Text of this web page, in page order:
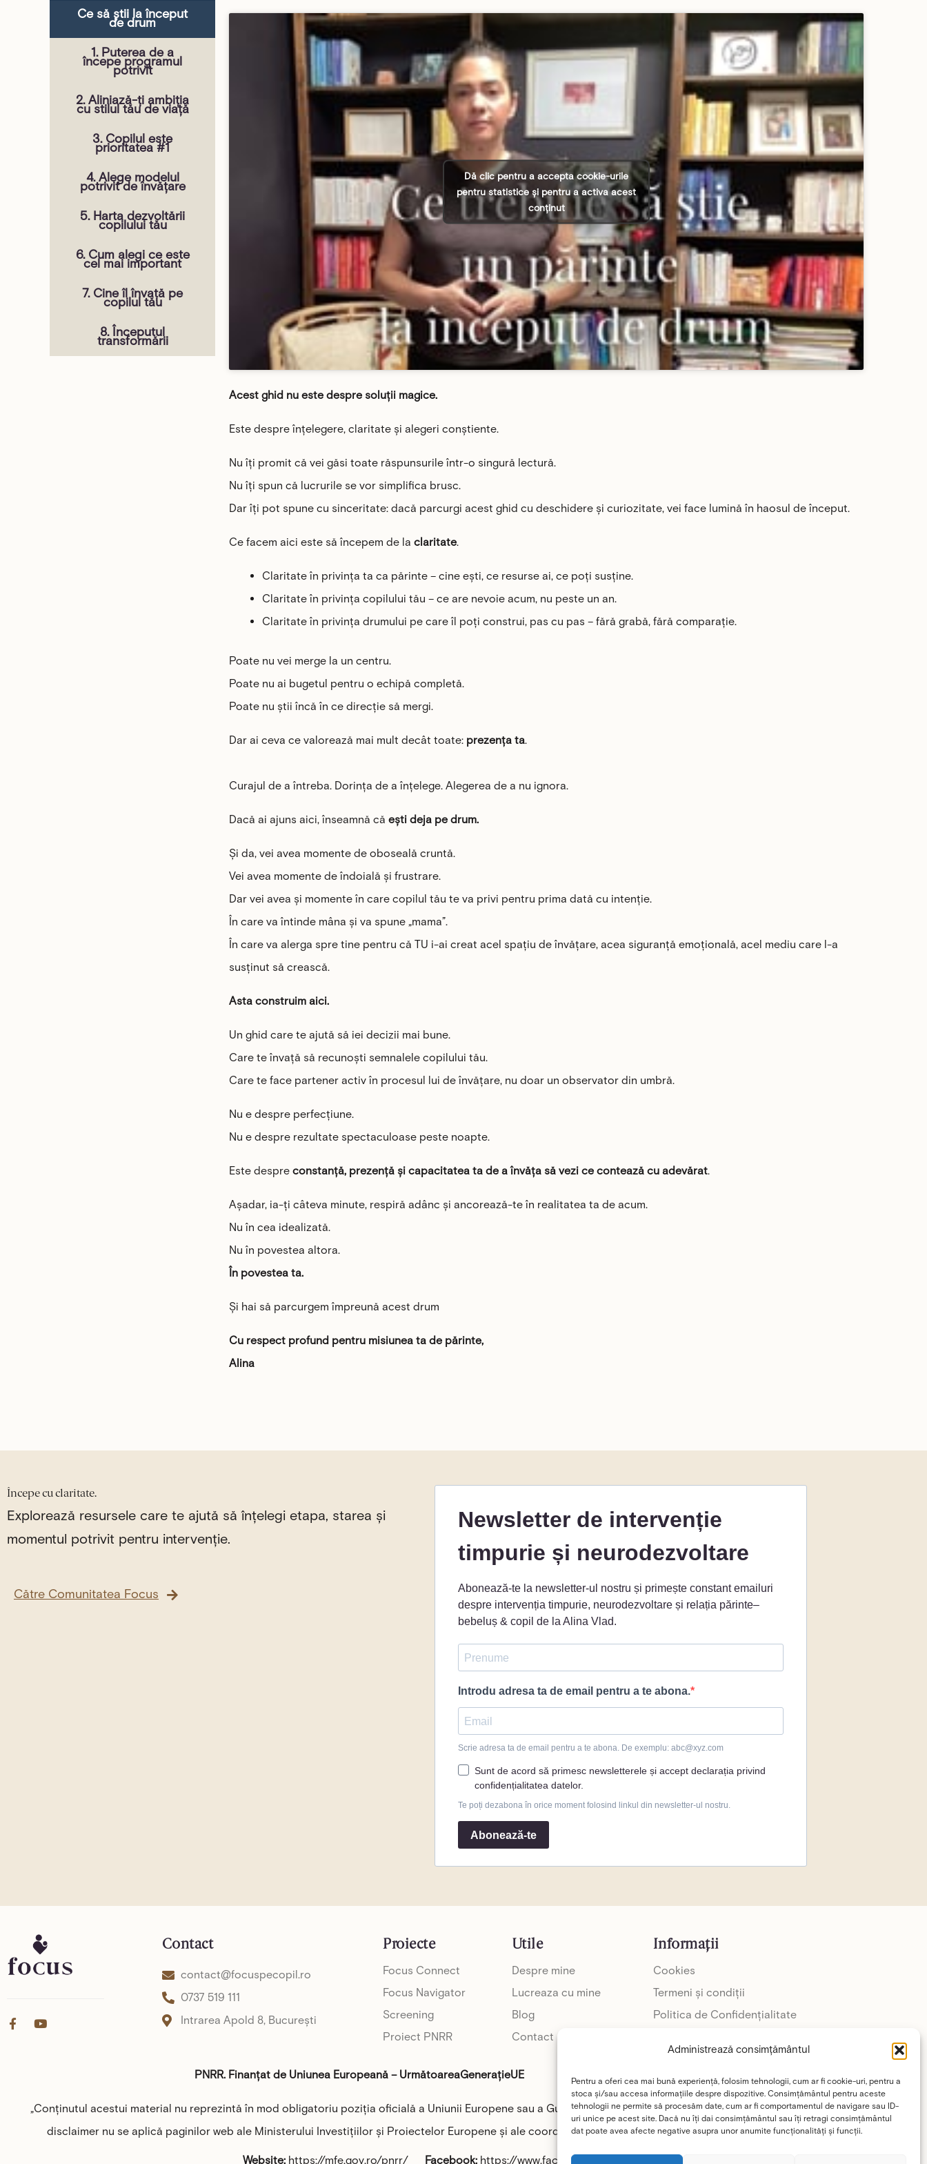
Administrează consimțământul
Pentru a oferi cea mai bună experiență, folosim tehnologii, cum ar fi cookie-uri, pentru a
stoca și/sau accesa informațiile despre dispozitive. Consimțământul pentru aceste
tehnologii ne permite să procesăm date, cum ar fi comportamentul de navigare sau ID-
uri unice pe acest site. Dacă nu îți dai consimțământul sau îți retragi consimțământul
dat poate avea afecte negative asupra unor anumite funcționalități și funcții.
Ce să știi la început
de drum
1. Puterea de a
începe programul
potrivit
2. Aliniază-ți ambiția
cu stilul tău de viață
3. Copilul este
prioritatea #1
4. Alege modelul
potrivit de învățare
5. Harta dezvoltării
copilului tău
6. Cum alegi ce este
cel mai important
7. Cine îl învață pe
copilul tău
8. Începutul
transformării
Dă clic pentru a accepta cookie-urile
pentru statistice și pentru a activa acest
conținut
Acest ghid nu este despre soluții magice.
Este despre înțelegere, claritate și alegeri conștiente.
Nu îți promit că vei găsi toate răspunsurile într-o singură lectură.
Nu îți spun că lucrurile se vor simplifica brusc.
Dar îți pot spune cu sinceritate: dacă parcurgi acest ghid cu deschidere și curiozitate, vei face lumină în haosul de început.
Ce facem aici este să începem de la claritate.​
Claritate în privința ta ca părinte – cine ești, ce resurse ai, ce poți susține.
Claritate în privința copilului tău – ce are nevoie acum, nu peste un an.
Claritate în privința drumului pe care îl poți construi, pas cu pas – fără grabă, fără comparație.
Poate nu vei merge la un centru.
Poate nu ai bugetul pentru o echipă completă.
Poate nu știi încă în ce direcție să mergi.
Dar ai ceva ce valorează mai mult decât toate: prezența ta.
Curajul de a întreba. Dorința de a înțelege. Alegerea de a nu ignora.
Dacă ai ajuns aici, înseamnă că ești deja pe drum.
Și da, vei avea momente de oboseală cruntă.
Vei avea momente de îndoială și frustrare.
Dar vei avea și momente în care copilul tău te va privi pentru prima dată cu intenție.
În care va întinde mâna și va spune „mama”.
În care va alerga spre tine pentru că TU i-ai creat acel spațiu de învățare, acea siguranță emoțională, acel mediu care l-a
susținut să crească.
Asta construim aici.
Un ghid care te ajută să iei decizii mai bune.
Care te învață să recunoști semnalele copilului tău.
Care te face partener activ în procesul lui de învățare, nu doar un observator din umbră.
Nu e despre perfecțiune.
Nu e despre rezultate spectaculoase peste noapte.
Este despre constanță, prezență și capacitatea ta de a învăța să vezi ce contează cu adevărat.
Așadar, ia-ți câteva minute, respiră adânc și ancorează-te în realitatea ta de acum.
Nu în cea idealizată.
Nu în povestea altora.
În povestea ta.
Și hai să parcurgem împreună acest drum
Cu respect profund pentru misiunea ta de părinte,
Alina
Începe cu claritate.
Explorează resursele care te ajută să înțelegi etapa, starea și
momentul potrivit pentru intervenție.
Către Comunitatea Focus
F
a
Y
o
Contact
contact@focuspecopil.ro
0737 519 111
Intrarea Apold 8, București
Proiecte
Focus Connect
Focus Navigator
Screening
Proiect PNRR
Utile
Despre mine
Lucreaza cu mine
Blog
Contact
Informații
Cookies
Termeni și condiții
Politica de Confidențialitate
PNRR. Finanțat de Uniunea Europeană – UrmătoareaGenerațieUE
„Conținutul acestui material nu reprezintă în mod obligatoriu poziția oficială a Uniunii Europene sau a Guvernului României“.Acest
disclaimer nu se aplică paginilor web ale Ministerului Investițiilor și Proiectelor Europene și ale coordonatorilor de reforme.
Website: https://mfe.gov.ro/pnrr/ Facebook: https://www.facebook.com/PNRROficial